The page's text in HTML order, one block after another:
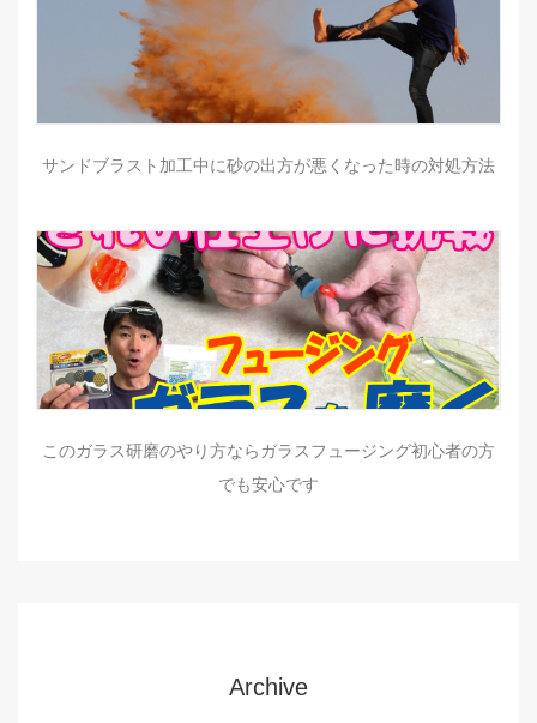
サンドブラスト加工中に砂の出方が悪くなった時の対処方法
このガラス研磨のやり方ならガラスフュージング初心者の方
でも安心です
Archive